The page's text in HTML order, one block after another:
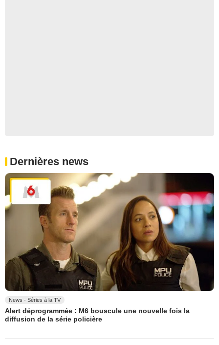
Dernières news
News - Séries à la TV
Alert déprogrammée : M6 bouscule une nouvelle fois la
diffusion de la série policière